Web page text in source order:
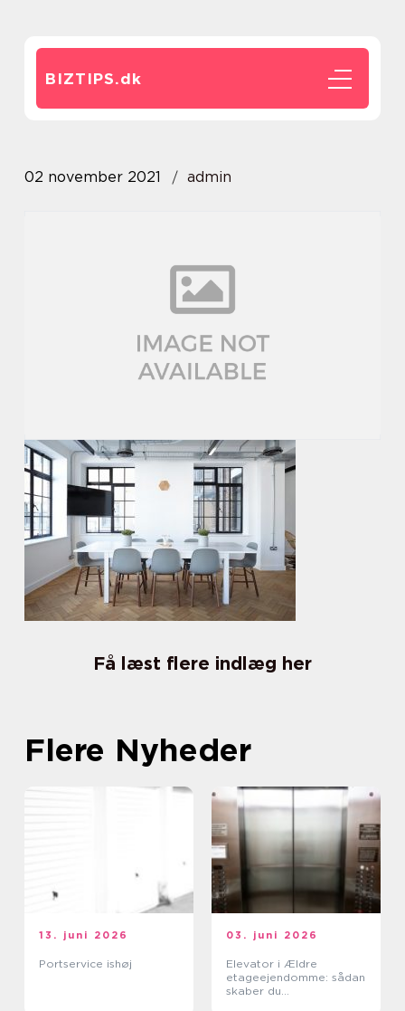
BIZTIPS.dk
02 november 2021 admin
Få læst flere indlæg her
Flere Nyheder
13. juni 2026
Portservice ishøj
03. juni 2026
Elevator i Ældre
etageejendomme: sådan
skaber du